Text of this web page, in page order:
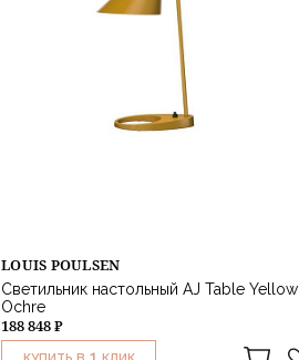
LOUIS POULSEN
Светильник настольный AJ Table Yellow
Ochre
188 848 ₽